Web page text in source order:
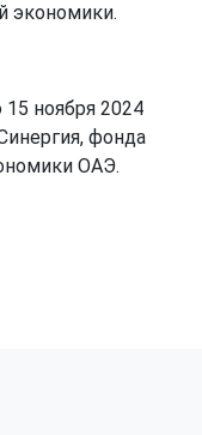
экономики.
ноября 2024
фонда
ОАЭ.